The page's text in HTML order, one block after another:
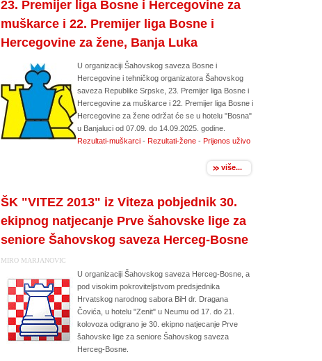
23. Premijer liga Bosne i Hercegovine za
muškarce i 22. Premijer liga Bosne i
Hercegovine za žene, Banja Luka
U organizaciji Šahovskog saveza Bosne i
Hercegovine i tehničkog organizatora Šahovskog
saveza Republike Srpske, 23. Premijer liga Bosne i
Hercegovine za muškarce i 22. Premijer liga Bosne i
Hercegovine za žene održat će se u hotelu "Bosna"
u Banjaluci od 07.09. do 14.09.2025. godine.
Rezultati-muškarci -Rezultati-žene -Prijenos uživo
više...
ŠK "VITEZ 2013" iz Viteza pobjednik 30.
ekipnog natjecanje Prve šahovske lige za
seniore Šahovskog saveza Herceg-Bosne
MIRO MARJANOVIC
U organizaciji Šahovskog saveza Herceg-Bosne, a
pod visokim pokroviteljstvom predsjednika
Hrvatskog narodnog sabora BiH dr. Dragana
Čovića, u hotelu "Zenit" u Neumu od 17. do 21.
kolovoza odigrano je 30. ekipno natjecanje Prve
šahovske lige za seniore Šahovskog saveza
Herceg-Bosne.